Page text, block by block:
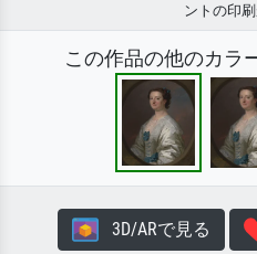
ントの印刷
この作品の他のカラ
3D/ARで見る